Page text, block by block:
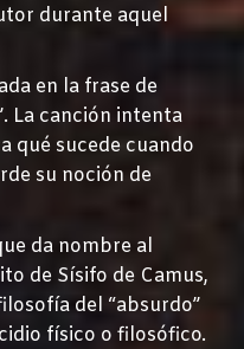
durante aquel
en la frase de
La canción intenta
qué sucede cuando
su noción de
da nombre al
de Sísifo de Camus,
del “absurdo”
físico o filosófico.